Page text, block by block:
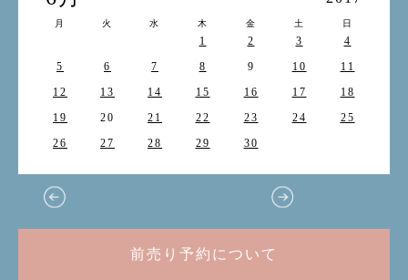
月 火 水 木 金 土 日
1 2 3
4
5
6 7 8 9 10
11
12
13 14 15 16 17
18
19
20 21 22 23 24
25
26
27 28 29 30
前売り予約について